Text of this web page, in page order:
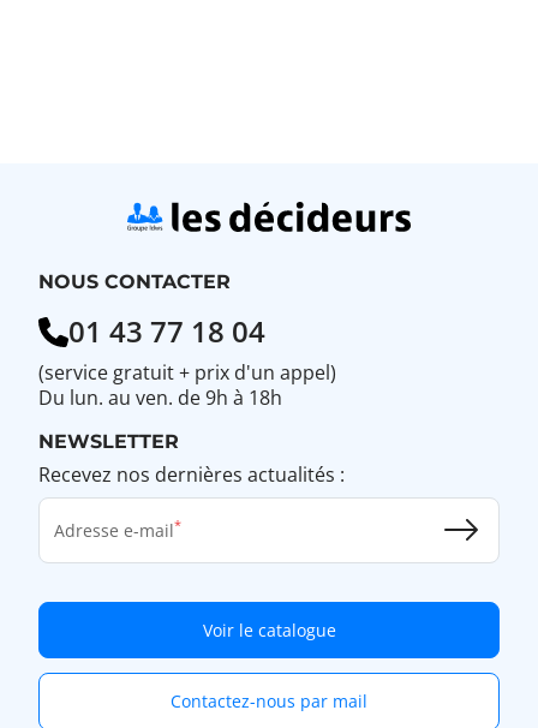
NOUS CONTACTER
01 43 77 18 04
(service gratuit + prix d'un appel)
Du lun. au ven. de 9h à 18h
NEWSLETTER
Recevez nos dernières actualités :
Adresse e-mail
Voir le catalogue
Contactez-nous par mail